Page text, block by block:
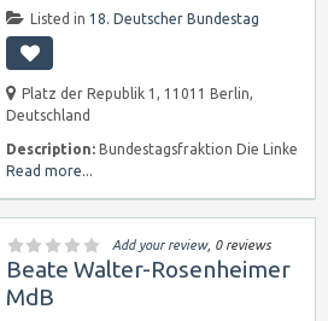
Listed in 18. Deutscher Bundestag
Platz der Republik 1, 11011 Berlin,
Deutschland
Description: Bundestagsfraktion Die Linke
Read more...
Add your review, 0 reviews
Beate Walter-Rosenheimer
MdB